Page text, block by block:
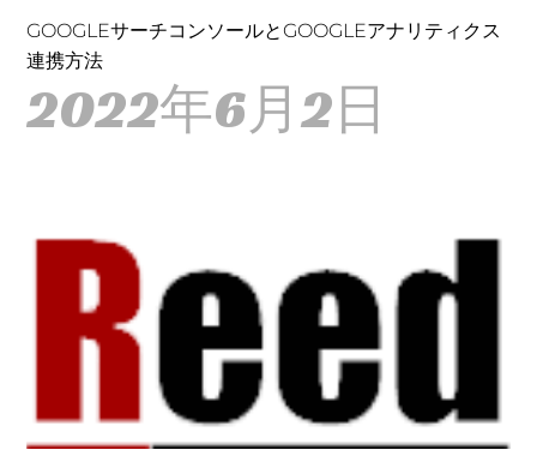
GOOGLEサーチコンソールとGOOGLEアナリティクス
連携方法
2022年6月2日